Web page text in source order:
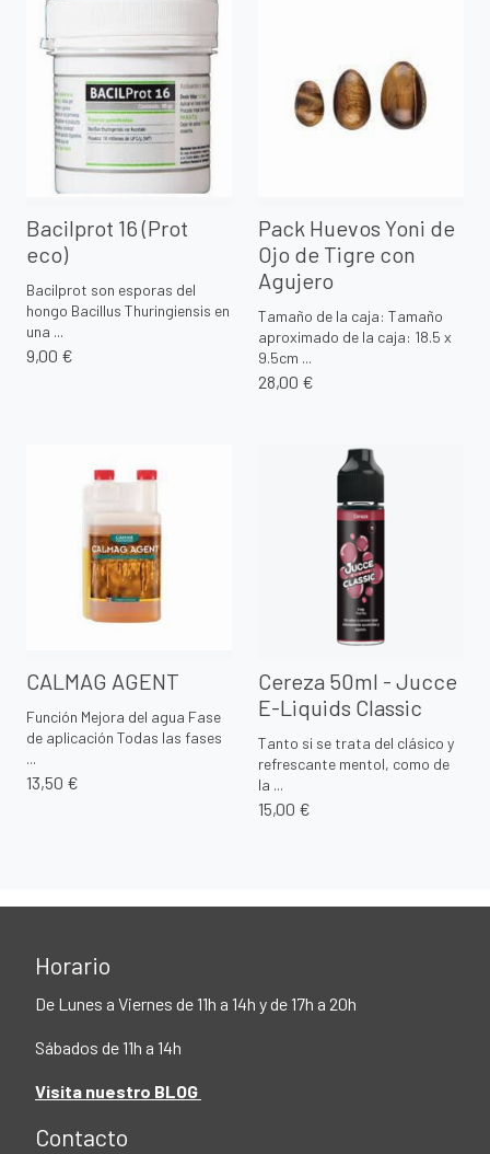
Bacilprot 16 (Prot
eco)
Bacilprot son esporas del
hongo Bacillus Thuringiensis en
una ...
9,00 €
Pack Huevos Yoni de
Ojo de Tigre con
Agujero
Tamaño de la caja: Tamaño
aproximado de la caja: 18.5 x
9.5cm ...
28,00 €
CALMAG AGENT
Función Mejora del agua Fase
de aplicación Todas las fases
...
13,50 €
Cereza 50ml - Jucce
E-Liquids Classic
Tanto si se trata del clásico y
refrescante mentol, como de
la ...
15,00 €
Horario
De Lunes a Viernes de 11h a 14h y de 17h a 20h
Sábados de 11h a 14h
Visita nuestro BLOG
Contacto